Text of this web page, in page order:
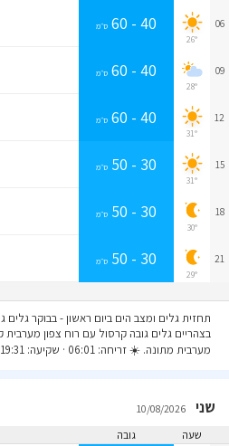
06
26°
40 - 60 ס״מ
09
28°
40 - 60 ס״מ
12
31°
40 - 60 ס״מ
15
31°
30 - 50 ס״מ
18
30°
30 - 50 ס״מ
21
29°
30 - 50 ס״מ
תחזית גלים ומצב הים ביום ראשון- בבוקר גלים
בצהריים גלים גובה קרסול עם רוח צפון מערבית
מערבית מתונה. ☀️ זריחה: 06:01 · שקיעה: 19:31🌜 ירח: 12%
שני
שעה
גובה